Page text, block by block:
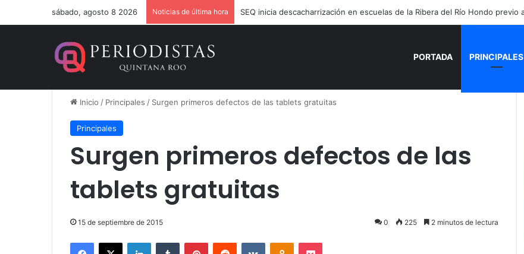
sábado, agosto 8 2026 Noticias de última hora
PORTADA PRINCIPALES
Inicio / Principales / Surgen primeros defectos de las tablets gratuitas
Principales
Surgen primeros defectos de las
tablets gratuitas
15 de septiembre de 2015 0 225 2 minutos de lectura
Facebook
X LinkedInTumblr PinterestReddit VKontakteOdnoklassniki
Pocket